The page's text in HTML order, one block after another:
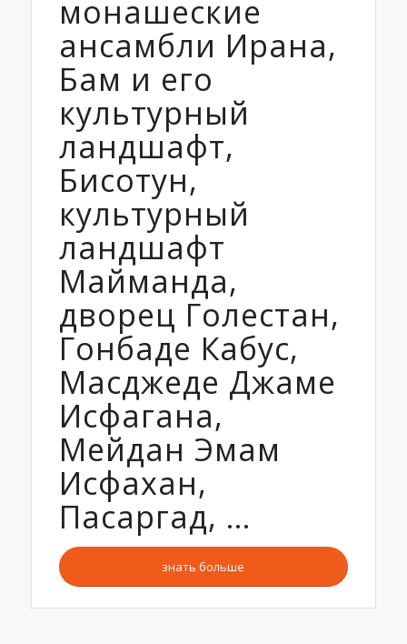
монашеские
ансамбли Ирана,
Бам и его
культурный
ландшафт,
Бисотун,
культурный
ландшафт
Майманда,
дворец Голестан,
Гонбаде Кабус,
Масджеде Джаме
Исфагана,
Мейдан Эмам
Исфахан,
Пасаргад, …
знать больше